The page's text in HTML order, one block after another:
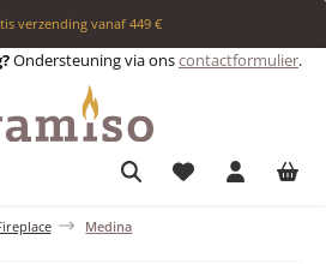
verzending vanaf 449 €
Ondersteuning via onscontactformulier.
Je hebt 0 items
Medina